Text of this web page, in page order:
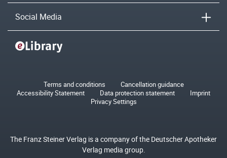
Social Media
Terms and conditions
Cancellation guidance
Accessibility Statement
Data protection statement
Imprint
Privacy Settings
The Franz Steiner Verlag is a company of the Deutscher Apotheker
Verlag media group.